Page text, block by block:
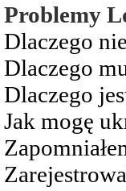
Problemy
Dlaczego
Dlaczego
Dlaczego
Jak mogę